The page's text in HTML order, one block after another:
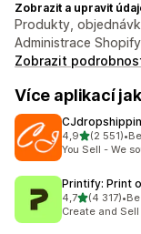
Zobrazit a upravit
Produkty,
Administrace
Zobrazit
Více aplikací
4,9z 5 hvězd
(2 551)
Celkový počet
•
You Sell - We
Printify: Print
4,7z 5 hvězd
(4 317)
Celkový počet
•
Create and Sell